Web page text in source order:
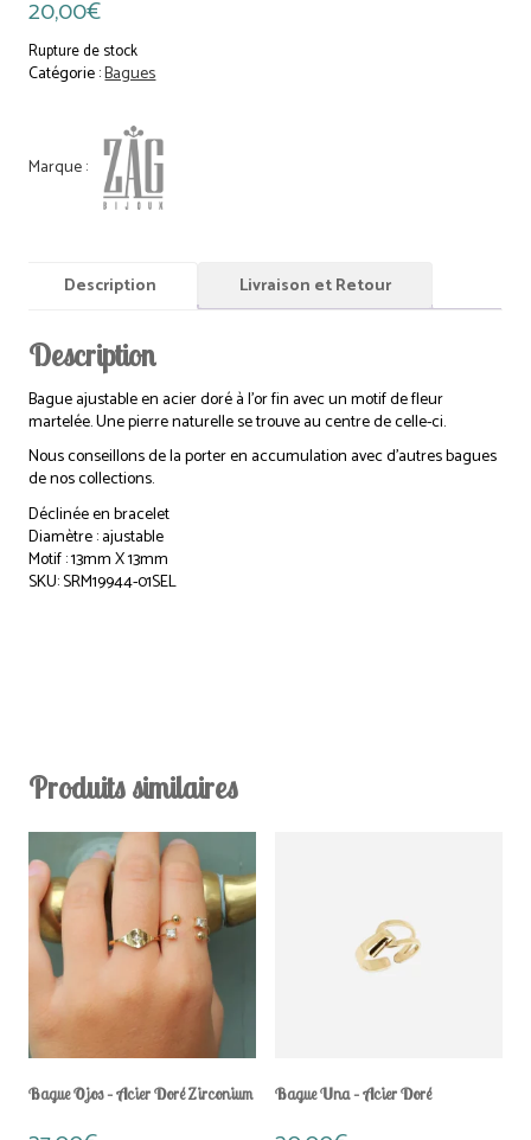
20,00€
Rupture de stock
Catégorie :Bagues
Description Livraison et Retour
Description
Bague ajustable en acier doré à l’or fin avec un motif de fleur
martelée. Une pierre naturelle se trouve au centre de celle-ci.
Nous conseillons de la porter en accumulation avec d’autres bagues
de nos collections.
Déclinée en bracelet
Diamètre : ajustable
Motif : 13mm X 13mm
SKU: SRM19944-01SEL
Produits similaires
Bague Ojos – Acier Doré Zirconium Bague Una – Acier Doré